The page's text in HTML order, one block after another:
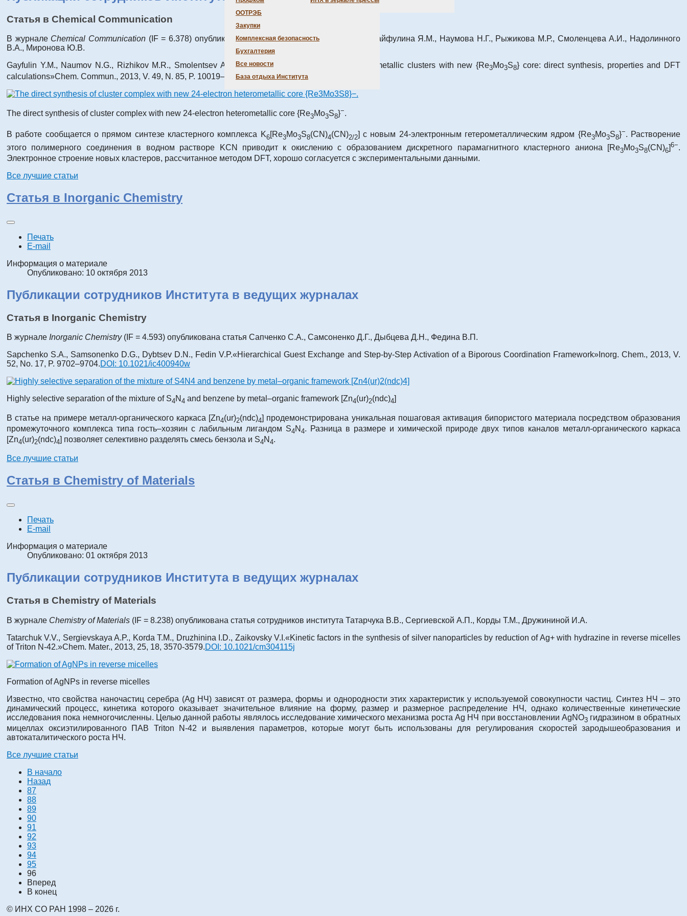
ООТРЭБ
Закупки
Комплексная безопасность
Бухгалтерия
Все новости
База отдыха Института
Статья в Chemical Communication
В журнале Chemical Communication(IF = 6.378) опубликована статья сотрудников Института Гайфулина Я.М., Наумова Н.Г., Рыжикова М.Р., Смоленцева А.И., Надолинного
В.А., Миронова Ю.В.
Gayfulin Y.M., Naumov N.G., Rizhikov M.R., Smolentsev A.I., Nadolinnyi V.A., Mironov Y.V.
«Heterometallic clusters with new {Re3Mo3S8} core: direct synthesis, properties and DFT
calculations»Chem. Commun., 2013, V. 49, N. 85, P. 10019–10021.DOI: 10.1039/c3cc44643c
The direct synthesis of cluster complex with new 24-electron heterometallic core {Re3Mo3S8}−.
В работе сообщается о прямом синтезе кластерного комплекса K6[Re3Mo3S8(CN)4(CN)2/2] с новым 24-электронным гетерометаллическим ядром {Re3Mo3S8}−. Растворение
этого полимерного соединения в водном растворе KCN приводит к окислению с образованием дискретного парамагнитного кластерного аниона [Re3Mo3S8(CN)6]6−.
Электронное строение новых кластеров, рассчитанное методом DFT, хорошо согласуется с экспериментальными данными.
Все лучшие статьи
Статья в Inorganic Chemistry
Печать
E-mail
Информация о материале
Опубликовано: 10 октября 2013
Публикации сотрудников Института в ведущих журналах
Статья в Inorganic Chemistry
В журнале Inorganic Chemistry(IF = 4.593) опубликована статья Сапченко С.А., Самсоненко Д.Г., Дыбцева Д.Н., Федина В.П.
Sapchenko S.A., Samsonenko D.G., Dybtsev D.N., Fedin V.P.«Hierarchical Guest Exchange and Step-by-Step Activation of a Biporous Coordination Framework»Inorg. Chem., 2013, V.
52, No. 17, P. 9702–9704.DOI: 10.1021/ic400940w
Highly selective separation of the mixture of S4N 4 and benzene by metal–organic framework [Zn4(ur)2(ndc)4]
В статье на примере металл-органического каркаса [Zn4(ur)2(ndc)4] продемонстрирована уникальная пошаговая активация бипористого материала посредством образования
промежуточного комплекса типа гость–хозяин с лабильным лигандом S4N 4. Разница в размере и химической природе двух типов каналов металл-органического каркаса
[Zn4(ur)2(ndc)4] позволяет селективно разделять смесь бензола и S4N 4.
Все лучшие статьи
Статья в Chemistry of Materials
Печать
E-mail
Информация о материале
Опубликовано: 01 октября 2013
Публикации сотрудников Института в ведущих журналах
Статья в Chemistry of Materials
В журнале Chemistry of Materials (IF = 8.238) опубликована статья сотрудников института Татарчука В.В., Сергиевской А.П., Корды Т.М., Дружининой И.А.
Tatarchuk V.V., Sergievskaya A.P., Korda T.M., Druzhinina I.D., Zaikovsky V.I.«Kinetic factors in the synthesis of silver nanoparticles by reduction of Ag+ with hydrazine in reverse micelles
of Triton N-42.»Chem. Mater., 2013, 25, 18, 3570-3579.DOI: 10.1021/cm304115j
Formation of AgNPs in reverse micelles
Известно, что свойства наночастиц серебра (Ag НЧ) зависят от размера, формы и однородности этих характеристик у используемой совокупности частиц. Синтез НЧ – это
динамический процесс, кинетика которого оказывает значительное влияние на форму, размер и размерное распределение НЧ, однако количественные кинетические
исследования пока немногочисленны. Целью данной работы являлось исследование химического механизма роста Ag НЧ при восстановлении AgNO3 гидразином в обратных
мицеллах оксиэтилированного ПАВ Triton N-42 и выявления параметров, которые могут быть использованы для регулирования скоростей зародышеобразования и
автокаталитического роста НЧ.
Все лучшие статьи
В начало
Назад
87
88
89
90
91
92
93
94
95
96
Вперед
В конец
© ИНХ СО РАН 1998 – 2026 г.